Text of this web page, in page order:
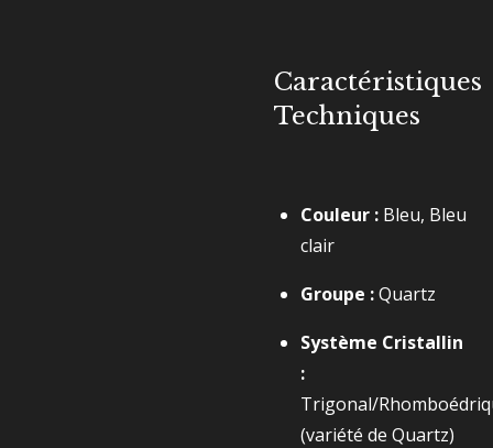
Caractéristiques
Techniques
Couleur : Bleu, Bleu
clair
Groupe :Quartz
Système Cristallin
:
Trigonal/
(variété de Quartz)